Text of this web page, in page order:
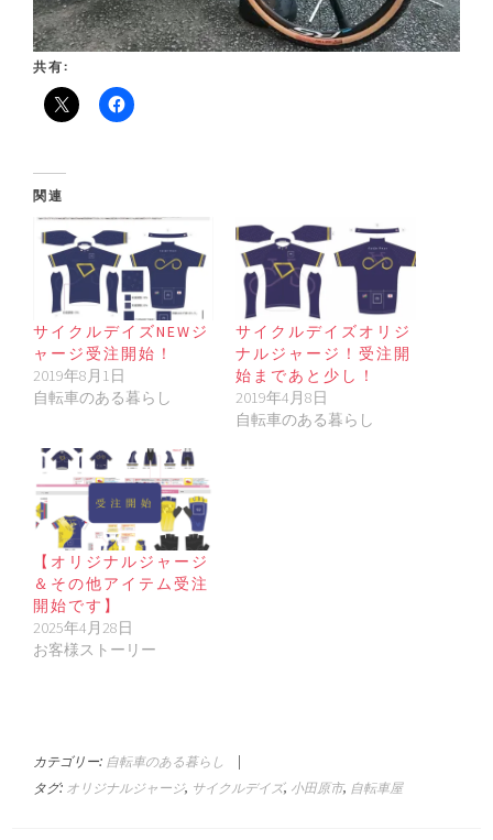
共有:
関連
サイクルデイズNEWジ
ャージ受注開始！
2019年8月1日
自転車のある暮らし
サイクルデイズオリジ
ナルジャージ！受注開
始まであと少し！
2019年4月8日
自転車のある暮らし
【オリジナルジャージ
＆その他アイテム受注
開始です】
2025年4月28日
お客様ストーリー
カテゴリー: 自転車のある暮らし
タグ: オリジナルジャージ, サイクルデイズ, 小田原市, 自転車屋